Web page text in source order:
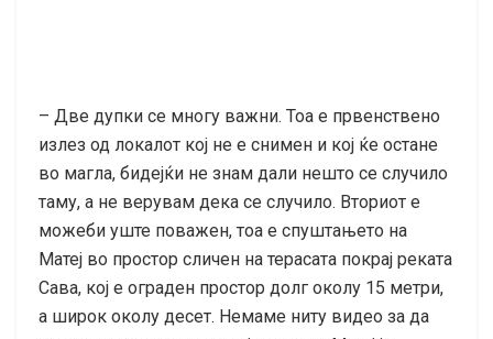
– Две дупки се многу важни. Тоа е првенствено
излез од локалот кој не е снимен и кој ќе остане
во магла, бидејќи не знам дали нешто се случило
таму, а не верувам дека се случило. Вториот е
можеби уште поважен, тоа е спуштањето на
Матеј во простор сличен на терасата покрај реката
Сава, кој е ограден простор долг околу 15 метри,
а широк околу десет. Немаме ниту видео за да